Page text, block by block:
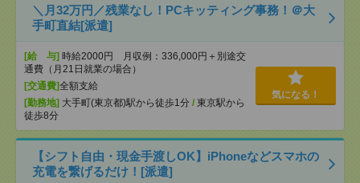
＼月32万円／残業なし！PCキッティング事務！＠大
手町直結[派遣]
[給 与] 時給2000円 月収例：336,000円＋別途交
通費（月21日就業の場合）
[交通費]全額支給
[勤務地] 大手町(東京都)駅から徒歩1分 / 東京駅から
徒歩8分
気になる！
【シフト自由・現金手渡しOK】iPhoneなどスマホの
充電を繋げるだけ！[派遣]